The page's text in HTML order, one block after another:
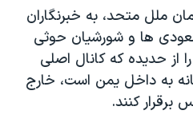
صلح
«سی‌پک»
ملل متحد، به خبرنگاران
ها و شورشیان حوثی
از حدیده که کانال اصلی
به داخل یمن است، خارج
کنند.